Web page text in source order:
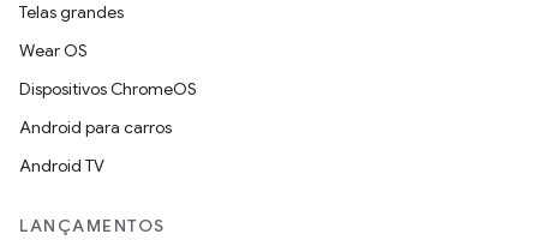
Telas grandes
Wear OS
Dispositivos ChromeOS
Android para carros
Android TV
LANÇAMENTOS